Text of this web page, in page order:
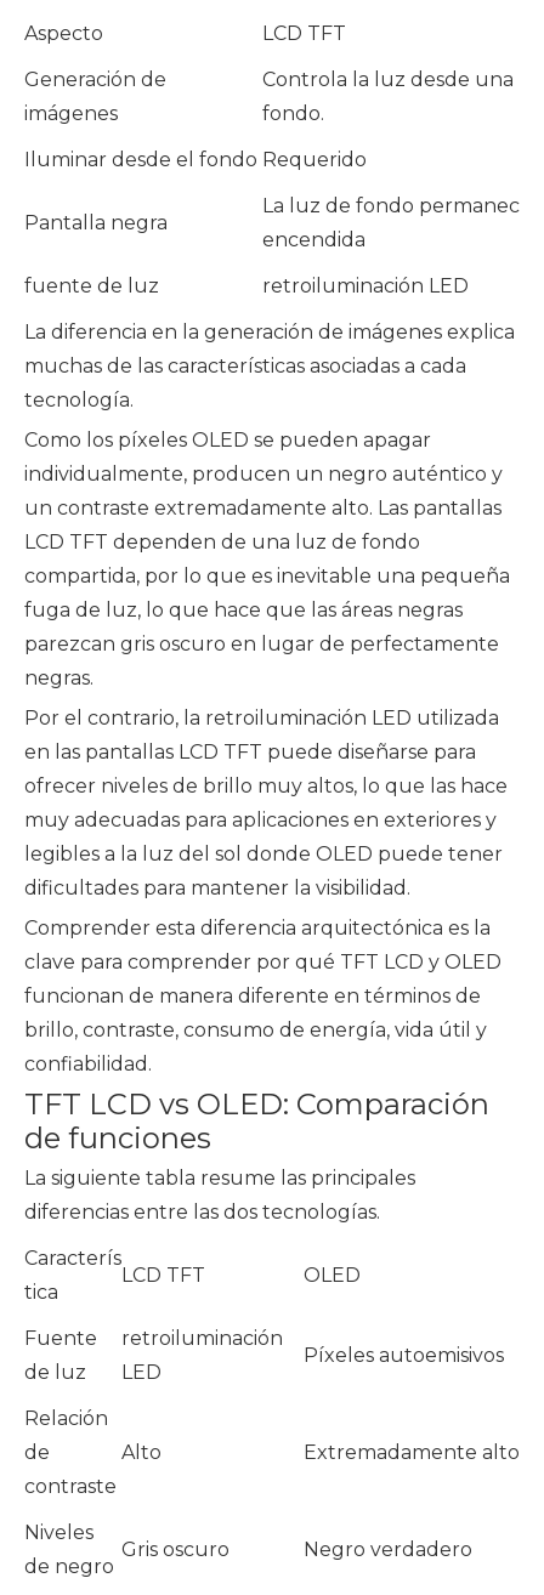
Aspecto
LCD TFT
Generación de
imágenes
Controla la luz desde una
fondo.
Iluminar desde el fondo Requerido
Pantalla negra
La luz de fondo permanece
encendida
fuente de luz
retroiluminación LED
La diferencia en la generación de imágenes explica
muchas de las características asociadas a cada
tecnología.
Como los píxeles OLED se pueden apagar
individualmente, producen un negro auténtico y
un contraste extremadamente alto. Las pantallas
LCD TFT dependen de una luz de fondo
compartida, por lo que es inevitable una pequeña
fuga de luz, lo que hace que las áreas negras
parezcan gris oscuro en lugar de perfectamente
negras.
Por el contrario, la retroiluminación LED utilizada
en las pantallas LCD TFT puede diseñarse para
ofrecer niveles de brillo muy altos, lo que las hace
muy adecuadas para aplicaciones en exteriores y
legibles a la luz del sol donde OLED puede tener
dificultades para mantener la visibilidad.
Comprender esta diferencia arquitectónica es la
clave para comprender por qué TFT LCD y OLED
funcionan de manera diferente en términos de
brillo, contraste, consumo de energía, vida útil y
confiabilidad.
TFT LCD vs OLED: Comparación
de funciones
La siguiente tabla resume las principales
diferencias entre las dos tecnologías.
Caracterís
tica
LCD TFT OLED
Fuente
de luz
retroiluminación
LED
Píxeles autoemisivos
Relación
de
contraste
Alto Extremadamente alto
Niveles
de negro
Gris oscuro Negro verdadero